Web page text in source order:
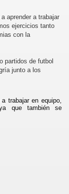
aprender a trabajar
ejercicios tanto
con la
partidos de futbol
junto a los
trabajar en equipo,
que también se